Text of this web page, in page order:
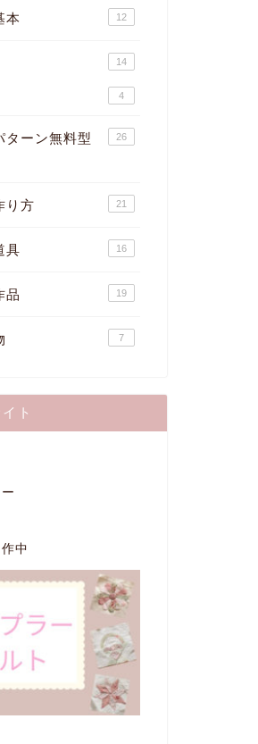
本 12
14
4
ターン無料型
26
り方 21
具 16
品 19
7
ト
中